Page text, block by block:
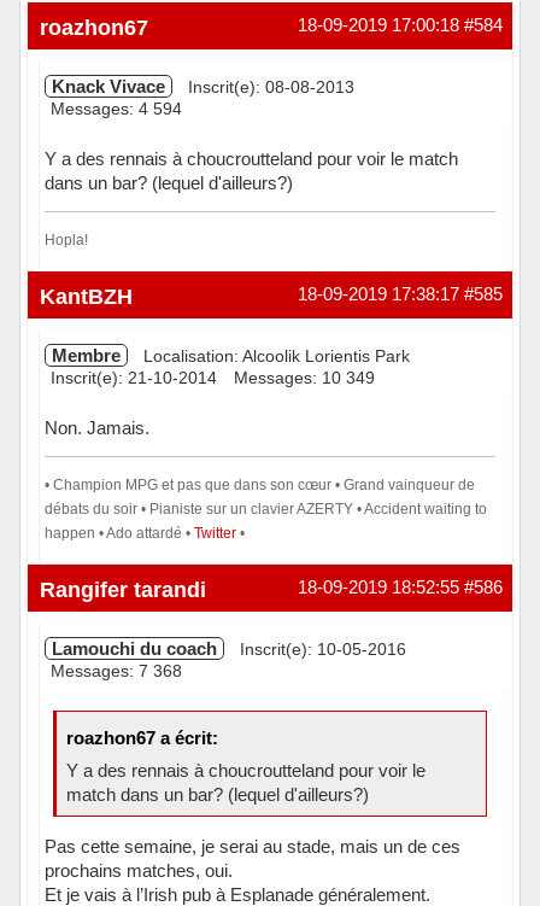
#584
18-09-2019 17:00:18
roazhon67
Knack Vivace
Inscrit(e): 08-08-2013
Messages: 4 594
Y a des rennais à choucroutteland pour voir le match
dans un bar? (lequel d'ailleurs?)
Hopla!
Hors ligne #585
18-09-2019 17:38:17
KantBZH
Membre
Localisation: Alcoolik Lorientis Park
Inscrit(e): 21-10-2014
Messages: 10 349
Non. Jamais.
• Champion MPG et pas que dans son cœur • Grand vainqueur de
débats du soir • Pianiste sur un clavier AZERTY • Accident waiting to
happen • Ado attardé • Twitter•
Hors ligne #586
18-09-2019 18:52:55
Rangifer tarandi
Lamouchi du coach
Inscrit(e): 10-05-2016
Messages: 7 368
roazhon67 a écrit:
Y a des rennais à choucroutteland pour voir le
match dans un bar? (lequel d'ailleurs?)
Pas cette semaine, je serai au stade, mais un de ces
prochains matches, oui.
Et je vais à l’Irish pub à Esplanade généralement.